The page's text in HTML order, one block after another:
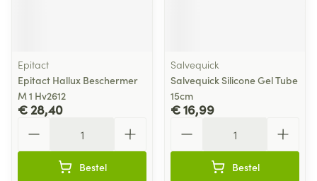
Epitact
Epitact Hallux Beschermer
M 1 Hv2612
€ 28,40
Bestel
Salvequick
Salvequick Silicone Gel Tube
15cm
€ 16,99
Bestel